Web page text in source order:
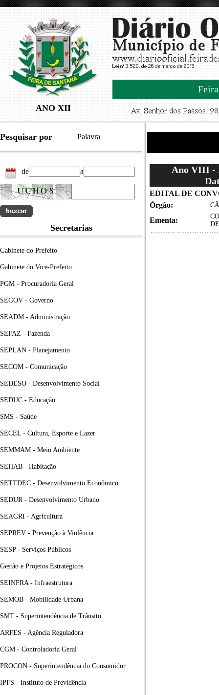
ANO XII
Pesquisar por Palavra
de a
Secretarias
Gabinete do Prefeito
Gabinete do Vice-Prefeito
PGM - Procuradoria Geral
SEGOV - Governo
SEADM - Administração
SEFAZ - Fazenda
SEPLAN - Planejamento
SECOM - Comunicação
SEDESO - Desenvolvimento Social
SEDUC - Educação
SMS - Saúde
SECEL - Cultura, Esporte e Lazer
SEMMAM - Meio Ambiente
SEHAB - Habitação
SETTDEC - Desenvolvimento Econômico
SEDUR - Desenvolvimento Urbano
SEAGRI - Agricultura
SEPREV - Prevenção à Violência
SESP - Serviços Públicos
Gestão e Projetos Estratégicos
SEINFRA - Infraestrutura
SEMOB - Mobilidade Urbana
SMT - Superintendência de Trânsito
ARFES - Agência Reguladora
CGM - Controladoria Geral
PROCON - Superintendência do Consumidor
IPFS - Instituto de Previdência
Ano VIII -
EDITAL DE
Órgão:
Ementa: